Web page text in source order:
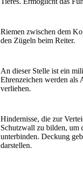
Riemen zwischen dem
den Zügeln beim Reiter.
An dieser Stelle ist ein
Ehrenzeichen werden als
verliehen.
Hindernisse, die zur
Schutzwall zu bilden, um
unterbinden. Deckung
darstellen.